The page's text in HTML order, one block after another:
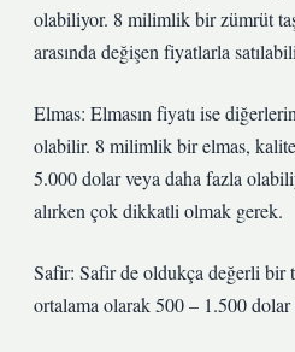
olabiliyor. 8 milimlik bir zümrüt
arasında değişen fiyatlarla
Elmas: Elmasın fiyatı ise
olabilir. 8 milimlik bir elmas,
5.000 dolar veya daha fazla
alırken çok dikkatli olmak gerek.
Safir: Safir de oldukça değerli bir
ortalama olarak 500 – 1.500 dolar